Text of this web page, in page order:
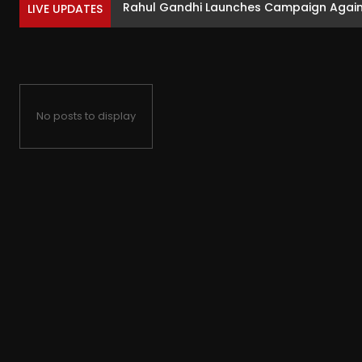
LIVE UPDATES Rahul Gandhi Launches Campaign
No posts to display